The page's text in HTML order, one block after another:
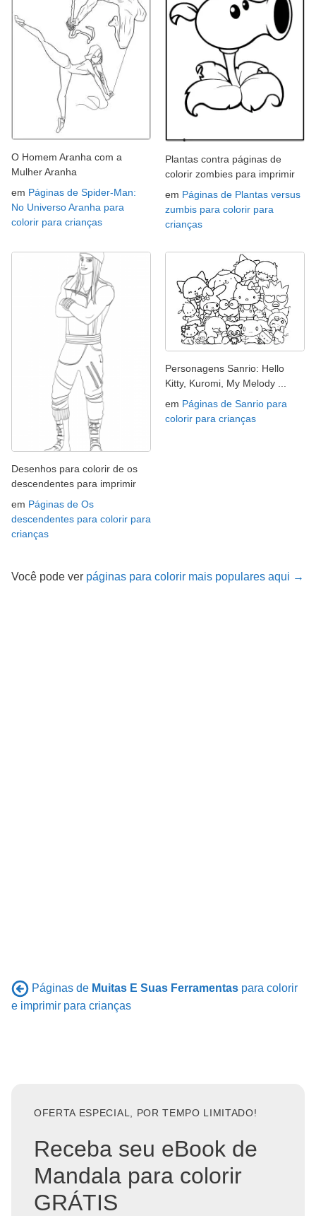
O Homem Aranha com a
Mulher Aranha
em Páginas de Spider-Man:
No Universo Aranha para
colorir para crianças
Plantas contra páginas de
colorir zombies para imprimir
em Páginas de Plantas versus
zumbis para colorir para
crianças
Desenhos para colorir de os
descendentes para imprimir
em Páginas de Os
descendentes para colorir para
crianças
Personagens Sanrio: Hello
Kitty, Kuromi, My Melody ...
em Páginas de Sanrio para
colorir para crianças
Você pode ver páginas para colorir mais populares aqui →
Páginas de Muitas E Suas Ferramentas para colorir
e imprimir para crianças
OFERTA ESPECIAL, POR TEMPO LIMITADO!
Receba seu eBook de
Mandala para colorir
GRÁTIS